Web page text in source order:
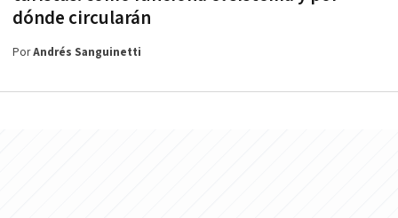
dónde circularán
PorAndrés Sanguinetti